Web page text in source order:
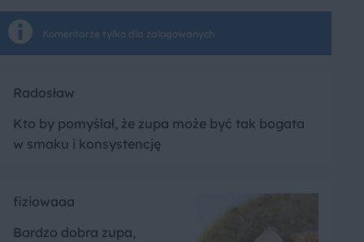
Komentarze tylko dla zalogowanych
Radosław
Kto by pomyślał, że zupa może być tak bogata
w smaku i konsystencję
fiziowaaa
Bardzo dobra zupa,